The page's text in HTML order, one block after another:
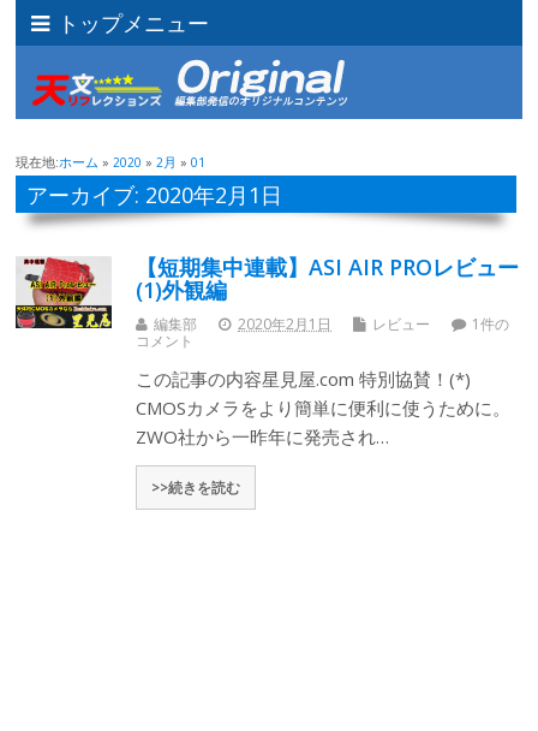
トップメニュー
現在地:ホーム »2020 »2月 »01
アーカイブ: 2020年2月1日
【短期集中連載】ASI AIR PROレビュー
(1)外観編
編集部 2020年2月1日 レビュー
1件の
コメント
この記事の内容星見屋.com 特別協賛！(*)
CMOSカメラをより簡単に便利に使うために。
ZWO社から一昨年に発売され…
>>続きを読む